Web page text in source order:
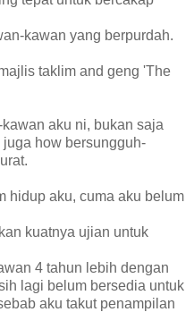
kawan yang berpurdah.
taklim and geng 'The
aku ni, bukan saja
how bersungguh-
hidup aku, cuma aku belum
kuatnya ujian untuk
4 tahun lebih dengan
lagi belum bersedia untuk
aku takut penampilan